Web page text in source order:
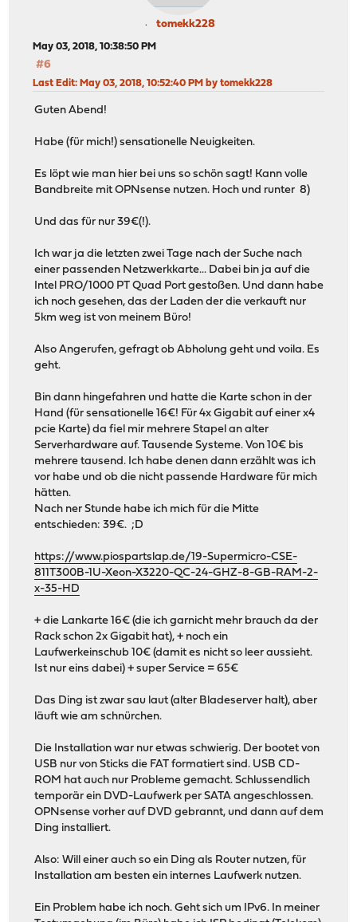
tomekk228
May 03, 2018, 10:38:50 PM
#6
Last Edit: May 03, 2018, 10:52:40 PM by tomekk228
Guten Abend!
Habe (für mich!) sensationelle Neuigkeiten.
Es löpt wie man hier bei uns so schön sagt! Kann volle
Bandbreite mit OPNsense nutzen. Hoch und runter 8)
Und das für nur 39€(!).
Ich war ja die letzten zwei Tage nach der Suche nach
einer passenden Netzwerkkarte... Dabei bin ja auf die
Intel PRO/1000 PT Quad Port gestoßen. Und dann habe
ich noch gesehen, das der Laden der die verkauft nur
5km weg ist von meinem Büro!
Also Angerufen, gefragt ob Abholung geht und voila. Es
geht.
Bin dann hingefahren und hatte die Karte schon in der
Hand (für sensationelle 16€! Für 4x Gigabit auf einer x4
pcie Karte) da fiel mir mehrere Stapel an alter
Serverhardware auf. Tausende Systeme. Von 10€ bis
mehrere tausend. Ich habe denen dann erzählt was ich
vor habe und ob die nicht passende Hardware für mich
hätten.
Nach ner Stunde habe ich mich für die Mitte
entschieden: 39€. ;D
https://www.piospartslap.de/19-Supermicro-CSE-
811T300B-1U-Xeon-X3220-QC-24-GHZ-8-GB-RAM-2-
x-35-HD
+ die Lankarte 16€ (die ich garnicht mehr brauch da der
Rack schon 2x Gigabit hat), + noch ein
Laufwerkeinschub 10€ (damit es nicht so leer aussieht.
Ist nur eins dabei) + super Service = 65€
Das Ding ist zwar sau laut (alter Bladeserver halt), aber
läuft wie am schnürchen.
Die Installation war nur etwas schwierig. Der bootet von
USB nur von Sticks die FAT formatiert sind. USB CD-
ROM hat auch nur Probleme gemacht. Schlussendlich
temporär ein DVD-Laufwerk per SATA angeschlossen.
OPNsense vorher auf DVD gebrannt, und dann auf dem
Ding installiert.
Also: Will einer auch so ein Ding als Router nutzen, für
Installation am besten ein internes Laufwerk nutzen.
Ein Problem habe ich noch. Geht sich um IPv6. In meiner